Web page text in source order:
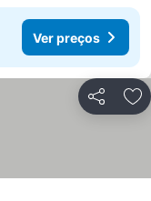
Ver preços
Partilhar